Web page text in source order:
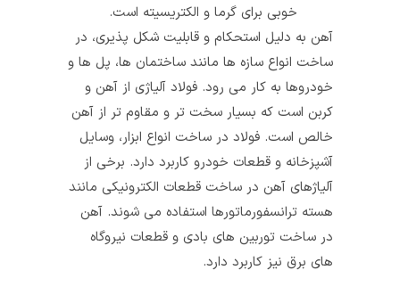
خوبی برای گرما و الکتریسیته است.
آهن به دلیل استحکام و قابلیت شکل‌ پذیری، در
ساخت انواع سازه‌ ها مانند ساختمان‌ ها، پل‌ ها و
خودروها به کار می‌ رود. فولاد آلیاژی از آهن و
کربن است که بسیار سخت‌ تر و مقاوم‌ تر از آهن
خالص است. فولاد در ساخت انواع ابزار، وسایل
آشپزخانه و قطعات خودرو کاربرد دارد. برخی از
آلیاژهای آهن در ساخت قطعات الکترونیکی مانند
هسته ترانسفورماتورها استفاده می‌ شوند. آهن
در ساخت توربین‌ های بادی و قطعات نیروگاه‌
های برق نیز کاربرد دارد.